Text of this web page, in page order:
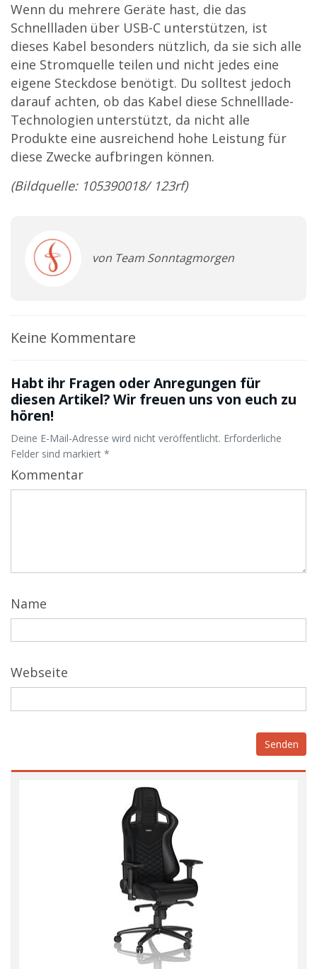
Wenn du mehrere Geräte hast, die das
Schnellladen über USB-C unterstützen, ist
dieses Kabel besonders nützlich, da sie sich alle
eine Stromquelle teilen und nicht jedes eine
eigene Steckdose benötigt. Du solltest jedoch
darauf achten, ob das Kabel diese Schnelllade-
Technologien unterstützt, da nicht alle
Produkte eine ausreichend hohe Leistung für
diese Zwecke aufbringen können.
(Bildquelle: 105390018/ 123rf)
von Team Sonntagmorgen
Keine Kommentare
Habt ihr Fragen oder Anregungen für
diesen Artikel? Wir freuen uns von euch zu
hören!
Deine E-Mail-Adresse wird nicht veröffentlicht. Erforderliche
Felder sind markiert *
Kommentar
Name
Webseite